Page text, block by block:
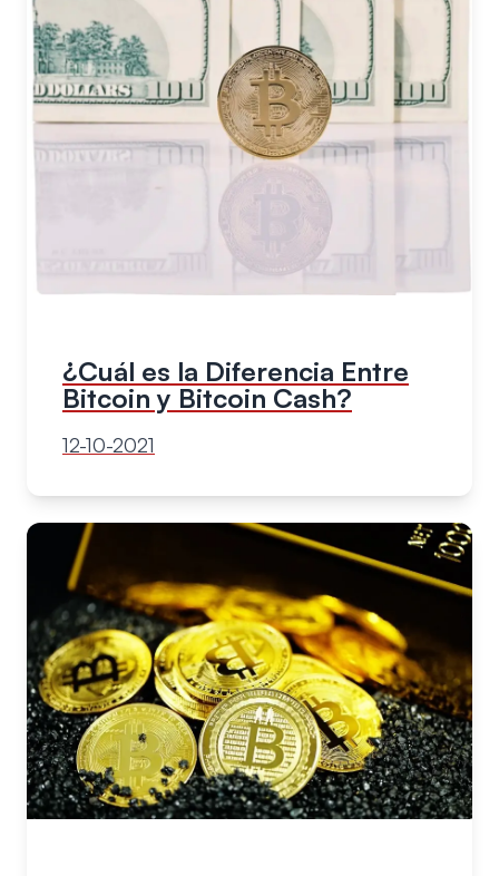
¿Cuál es la Diferencia Entre
Bitcoin y Bitcoin Cash?
12-10-2021